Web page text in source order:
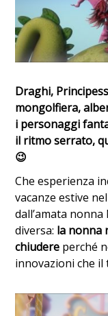
Draghi,
mongolfiera,
i personaggi
il ritmo serrato,
😉
Che esperienza
vacanze estive
dall’amata
diversa: la nonna
chiudere perché
innovazioni che